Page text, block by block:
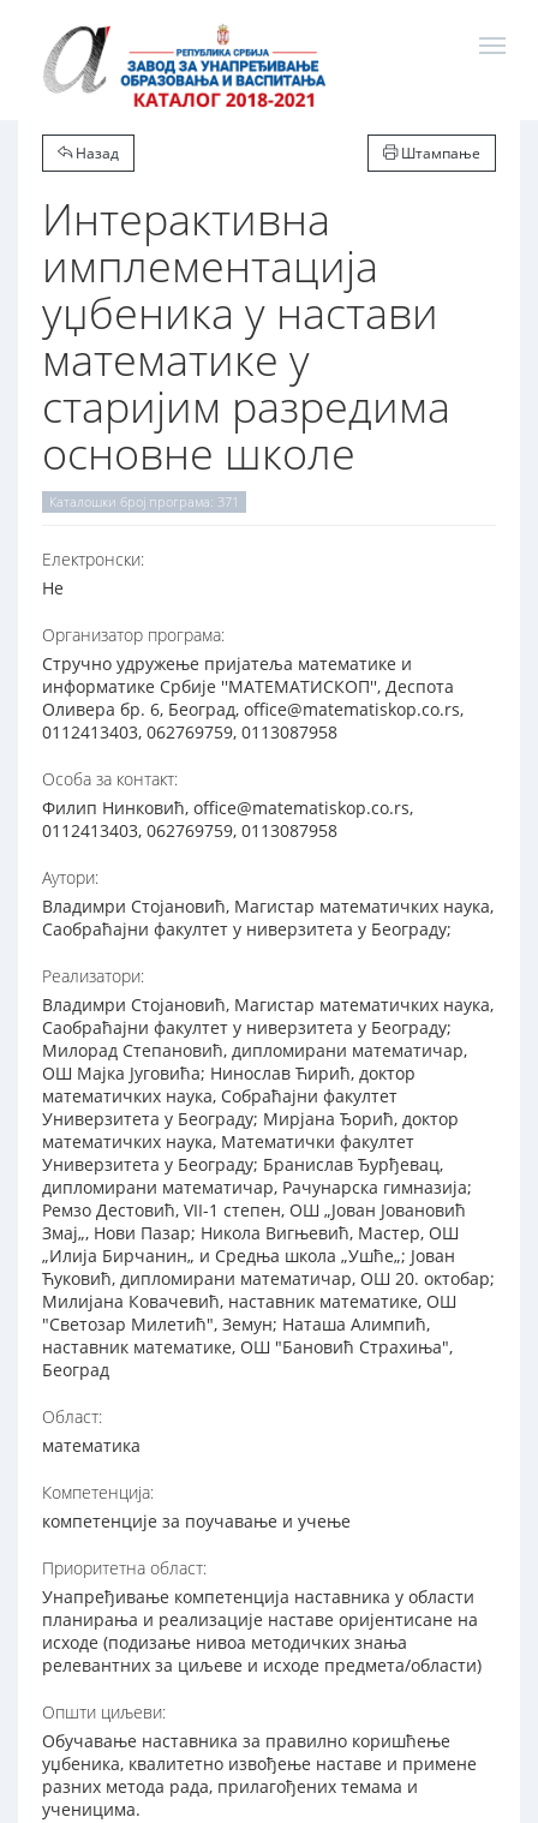
Назад Штампање
Интерактивна
имплементација
уџбеника у настави
математике у
старијим разредима
основне школе
Каталошки број програма: 371
Електронски:
Не
Организатор програма:
Стручно удружење пријатеља математике и
информатике Србије ''МАТЕМАТИСКОП'', Деспота
Оливера бр. 6, Београд, office@matematiskop.co.rs,
0112413403, 062769759, 0113087958
Особа за контакт:
Филип Нинковић, office@matematiskop.co.rs,
0112413403, 062769759, 0113087958
Аутори:
Владимри Стојановић, Магистар математичких наука,
Саобраћајни факултет у ниверзитета у Београду;
Реализатори:
Владимри Стојановић, Магистар математичких наука,
Саобраћајни факултет у ниверзитета у Београду;
Милорад Степановић, дипломирани математичар,
ОШ Мајка Југовића; Нинослав Ћирић, доктор
математичких наука, Собраћајни факултет
Универзитета у Београду; Мирјана Ђорић, доктор
математичких наука, Математички факултет
Универзитета у Београду; Бранислав Ђурђевац,
дипломирани математичар, Рачунарска гимназија;
Ремзо Дестовић, VII-1 степен, ОШ „Јован Јовановић
Змај„, Нови Пазар; Никола Вигњевић, Мастер, ОШ
„Илија Бирчанин„ и Средња школа „Ушће„; Јован
Ћуковић, дипломирани математичар, ОШ 20. октобар;
Милијана Ковачевић, наставник математике, ОШ
"Светозар Милетић", Земун; Наташа Алимпић,
наставник математике, ОШ "Бановић Страхиња",
Београд
Област:
математика
Компетенција:
компетенције за поучавање и учење
Приоритетна област:
Унапређивање компетенција наставника у области
планирања и реализације наставе оријентисане на
исходе (подизање нивоа методичких знања
релевантних за циљеве и исходе предмета/области)
Општи циљеви:
Обучавање наставника за правилно коришћење
уџбеника, квалитетно извођење наставе и примене
разних метода рада, прилагођених темама и
ученицима.